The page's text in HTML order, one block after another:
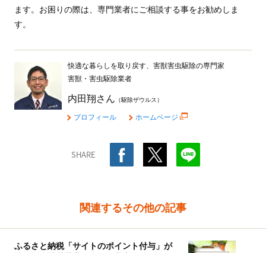
ます。お困りの際は、専門業者にご相談する事をお勧めしま
す。
快適な暮らしを取り戻す、害獣害虫駆除の専門家
害獣・害虫駆除業者
内田翔さん （駆除ザウルス）
プロフィール ホームページ
SHARE
関連するその他の記事
ふるさと納税「サイトのポイント付与」が